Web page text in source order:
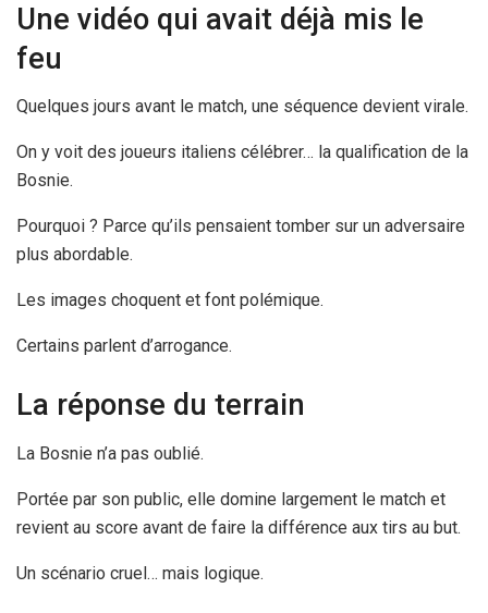
Une vidéo qui avait déjà mis le
feu
Quelques jours avant le match, une séquence devient virale.
On y voit des joueurs italiens célébrer… la qualification de la
Bosnie.
Pourquoi ? Parce qu’ils pensaient tomber sur un adversaire
plus abordable.
Les images choquent et font polémique.
Certains parlent d’arrogance.
La réponse du terrain
La Bosnie n’a pas oublié.
Portée par son public, elle domine largement le match et
revient au score avant de faire la différence aux tirs au but.
Un scénario cruel… mais logique.